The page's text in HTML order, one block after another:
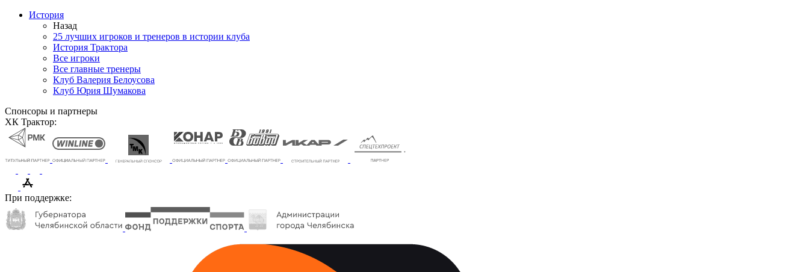
История
Назад
25 лучших игроков и тренеров в истории клуба
История Трактора
Все игроки
Все главные тренеры
Клуб Валерия Белоусова
Клуб Юрия Шумакова
Спонсоры и партнеры
ХК Трактор:
При поддержке: